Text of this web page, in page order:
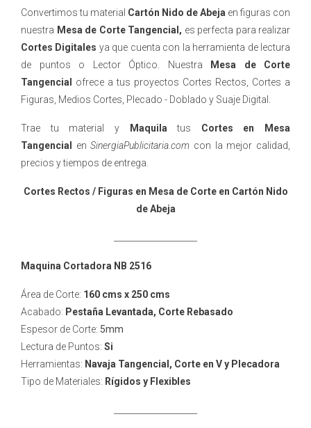
Convertimos tu material Cartón Nido de Abeja en figuras con
nuestra Mesa de Corte Tangencial, es perfecta para realizar
Cortes Digitales ya que cuenta con la herramienta de lectura
de puntos o Lector Óptico. Nuestra
Mesa de Corte
Tangencial
ofrece a tus proyectos Cortes Rectos, Cortes a
Figuras, Medios Cortes, Plecado - Doblado y Suaje Digital.
Trae tu material yMaquila tus Cortes en Mesa
Tangencial
enSinergiaPublicitaria.com con la mejor calidad,
precios y tiempos de entrega.
Cortes Rectos / Figuras en Mesa de Corte en Cartón Nido
de Abeja
Maquina Cortadora NB 2516
Área de Corte: 160 cms x 250 cms
Acabado: Pestaña Levantada, Corte Rebasado
Espesor de Corte: 5mm
Lectura de Puntos: Si
Herramientas: Navaja Tangencial, Corte en V y Plecadora
Tipo de Materiales: Rígidos y Flexibles